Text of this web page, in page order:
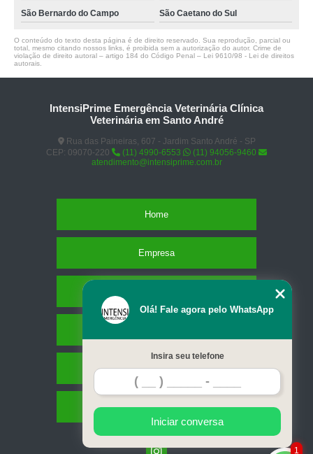
São Bernardo do Campo São Caetano do Sul
O conteúdo do texto desta página é de direito reservado. Sua reprodução, parcial ou
total, mesmo citando nossos links, é proibida sem a autorização do autor. Crime de
violação de direito autoral – artigo 184 do Código Penal – Lei 9610/98 - Lei de direitos
autorais
IntensiPrime Emergência Veterinária Clínica
Veterinária em Santo André
Rua das Paineiras, 607 - Jardim Santo André - SP
CEP: 09070-220
(11) 4990-6553
(11) 94056-9460
atendimento@intensiprime.com.br
Home
Empresa
Contato
Mapa do site
1
Olá! Fale agora pelo WhatsApp
Insira seu telefone
Iniciar conversa